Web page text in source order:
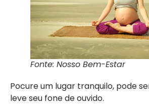
Fonte: Nosso Bem-Estar
Pocure um lugar tranquilo, pode
leve seu fone de ouvido.